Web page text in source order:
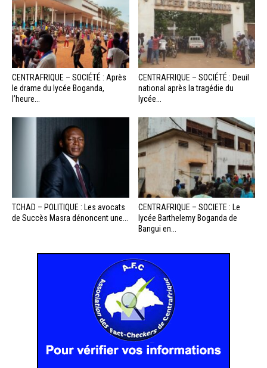
CENTRAFRIQUE – SOCIÉTÉ : Après
le drame du lycée Boganda,
l’heure...
CENTRAFRIQUE – SOCIÉTÉ : Deuil
national après la tragédie du
lycée...
TCHAD – POLITIQUE : Les avocats
de Succès Masra dénoncent une...
CENTRAFRIQUE – SOCIETE : Le
lycée Barthelemy Boganda de
Bangui en...